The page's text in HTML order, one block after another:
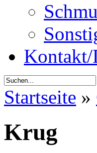
Kontakt/
Startseite »
Krug